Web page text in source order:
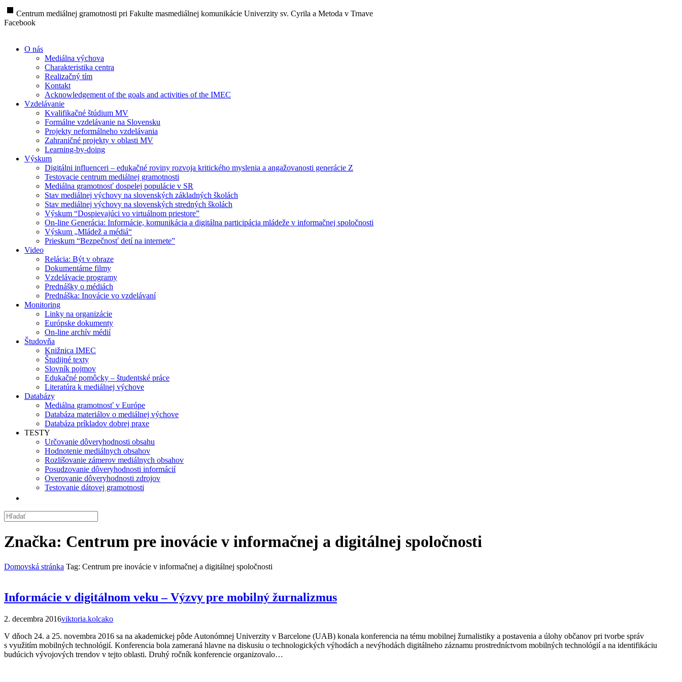
stop Centrum mediálnej gramotnosti pri Fakulte masmediálnej komunikácie Univerzity sv. Cyrila a Metoda v Trnave
Facebook
O nás
Mediálna výchova
Charakteristika centra
Realizačný tím
Kontakt
Acknowledgement of the goals and activities of the IMEC
Vzdelávanie
Kvalifikačné štúdium MV
Formálne vzdelávanie na Slovensku
Projekty neformálneho vzdelávania
Zahraničné projekty v oblasti MV
Learning-by-doing
Výskum
Digitálni influenceri – edukačné roviny rozvoja kritického myslenia a angažovanosti generácie Z
Testovacie centrum mediálnej gramotnosti
Mediálna gramotnosť dospelej populácie v SR
Stav mediálnej výchovy na slovenských základných školách
Stav mediálnej výchovy na slovenských stredných školách
Výskum “Dospievajúci vo virtuálnom priestore”
On-line Generácia: Informácie, komunikácia a digitálna participácia mládeže v informačnej spoločnosti
Výskum „Mládež a médiá“
Prieskum “Bezpečnosť detí na internete”
Video
Relácia: Být v obraze
Dokumentárne filmy
Vzdelávacie programy
Prednášky o médiách
Prednáška: Inovácie vo vzdelávaní
Monitoring
Linky na organizácie
Európske dokumenty
On-line archív médií
Študovňa
Knižnica IMEC
Študijné texty
Slovník pojmov
Edukačné pomôcky – študentské práce
Literatúra k mediálnej výchove
Databázy
Mediálna gramotnosť v Európe
Databáza materiálov o mediálnej výchove
Databáza príkladov dobrej praxe
TESTY
Určovanie dôveryhodnosti obsahu
Hodnotenie mediálnych obsahov
Rozlišovanie zámerov mediálnych obsahov
Posudzovanie dôveryhodnosti informácií
Overovanie dôveryhodnosti zdrojov
Testovanie dátovej gramotnosti
Značka: Centrum pre inovácie v informačnej a digitálnej spoločnosti
Domovská stránka Tag: Centrum pre inovácie v informačnej a digitálnej spoločnosti
Informácie v digitálnom veku – Výzvy pre mobilný žurnalizmus
2. decembra 2016viktoria.kolcako
V dňoch 24. a 25. novembra 2016 sa na akademickej pôde Autonómnej Univerzity v Barcelone (UAB) konala konferencia na tému mobilnej žurnalistiky a postavenia a úlohy občanov pri tvorbe správ
s využitím mobilných technológií. Konferencia bola zameraná hlavne na diskusiu o technologických výhodách a nevýhodách digitálneho záznamu prostredníctvom mobilných technológií a na identifikáciu
budúcich vývojových trendov v tejto oblasti. Druhý ročník konferencie organizovalo…